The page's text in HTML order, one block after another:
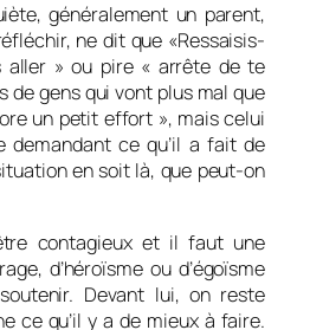
généralement un parent,
ne dit que «Ressaisis-
aller » ou pire « arrête de te
de gens qui vont plus mal que
un petit effort », mais celui
demandant ce qu’il a fait de
en soit là, que peut-on
contagieux et il faut une
d’héroïsme ou d’égoïsme
Devant lui, on reste
ce qu’il y a de mieux à faire.